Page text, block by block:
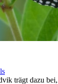
trägt dazu